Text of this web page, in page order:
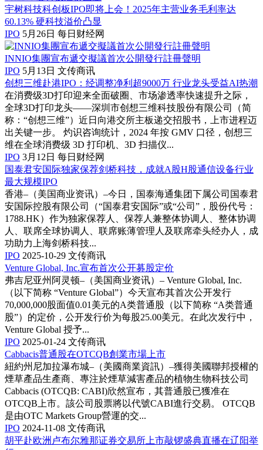
宇树科技科创板IPO即将上会！2025年主营业务毛利率达
60.13% 硬科技溢价凸显
IPO 5月26日 每日财经网
INNIO集團宣布遞交擬議首次公開發行註冊聲明
IPO 5月13日 文传商讯
创想三维赴港IPO：经调整净利超9000万 行业龙头受益AI热潮
在消费级3D打印迎来全面破圈、市场渗透率快速提升之际，
全球3D打印龙头——深圳市创想三维科技股份有限公司（简
称：“创想三维”）近日向港交所主板递交招股书，上市进程迈
出关键一步。 灼识咨询统计，2024 年按 GMV 口径，创想三
维在全球消费级 3D 打印机、3D 扫描仪...
IPO 3月12日 每日财经网
国泰君安国际独家保荐剑桥科技，成就A股H股通信设备行业
最大规模IPO
香港–（美国商业资讯）–今日，国泰海通集团下属公司国泰君
安国际控股有限公司（“国泰君安国际”或“公司”，股份代号：
1788.HK）作为独家保荐人、保荐人兼整体协调人、整体协调
人、联席全球协调人、联席账薄管理人及联席牵头经办人，成
功助力上海剑桥科技...
IPO 2025-10-29 文传商讯
Venture Global, Inc.宣布首次公开募股定价
弗吉尼亚州阿灵顿–（美国商业资讯）– Venture Global, Inc.
（以下简称 “Venture Global”）今天宣布其首次公开发行
70,000,000股面值0.01美元的A类普通股（以下简称 “A类普通
股”）的定价，公开发行价为每股25.00美元。在此次发行中，
Venture Global 授予...
IPO 2025-01-24 文传商讯
Cabbacis普通股在OTCQB創業市場上市
紐約州尼加拉瀑布城–（美國商業資訊）–獲得美國聯邦授權的
煙草產品生產商、專注於煙草減害產品的植物生物科技公司
Cabbacis (OTCQB: CABI)欣然宣布，其普通股已獲准在
OTCQB上市。該公司股票將以代號CABI進行交易。 OTCQB
是由OTC Markets Group營運的交...
IPO 2024-11-08 文传商讯
胡平赴欧洲卢布尔雅那证券交易所上市敲锣盛典直播在辽阳举